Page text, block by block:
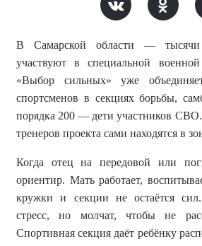
В Самарской области —
участвуют в специальной
«Выбор сильных» уже
спортсменов в секциях борьбы,
порядка 200 — дети участников
тренеров проекта сами находятся в
Когда отец на передовой или
ориентир. Мать работает,
кружки и секции не остаётся
стресс, но молчат, чтобы не
Спортивная секция даёт ребёнку